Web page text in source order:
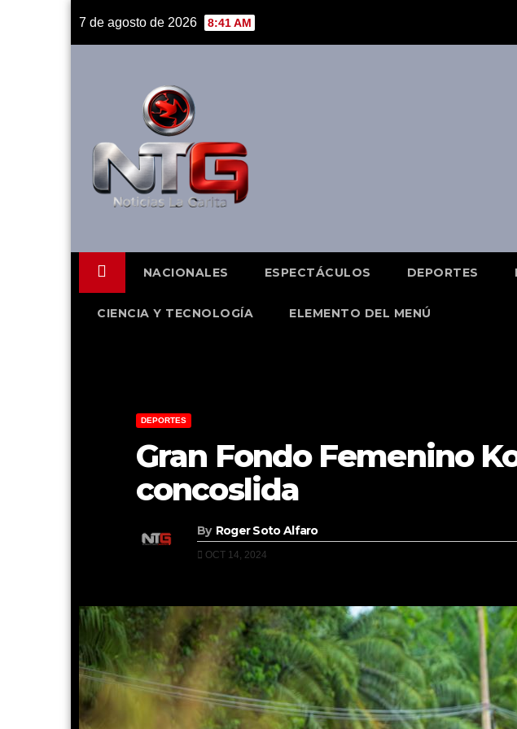
7 de agosto de 2026 8:41 AM
NACIONALES ESPECTÁCULOS DEPORTES
CIENCIA Y TECNOLOGÍA ELEMENTO DEL MENÚ
DEPORTES
Gran Fondo Femenino
concoslida
By Roger Soto Alfaro
OCT 14, 2024